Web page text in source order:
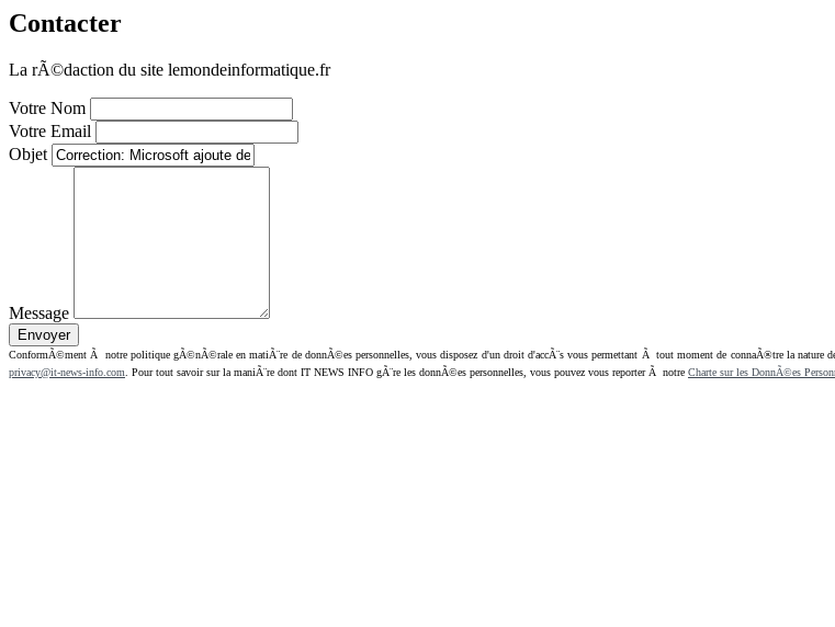
Contacter
La rÃ©daction du site lemondeinformatique.fr
Votre Nom
Votre Email
Objet
Message
ConformÃ©ment Ã notre politique gÃ©nÃ©rale en matiÃ¨re de donnÃ©es personnelles, vous disposez d'un droit d'accÃ¨s vous permettant Ã tout moment de connaÃ®tre la nature
privacy@it-news-info.com . Pour tout savoir sur la maniÃ¨re dont IT NEWS INFO gÃ¨re les donnÃ©es personnelles, vous pouvez vous reporter Ã notre Charte sur les DonnÃ©es